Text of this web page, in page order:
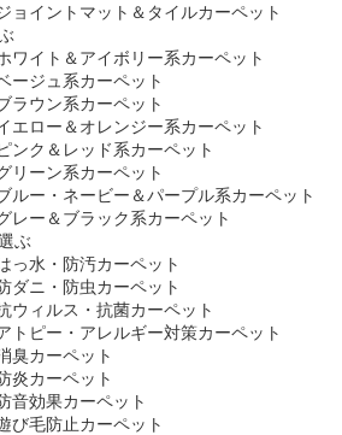
ョイントマット＆タイルカーペット
ワイト＆アイボリー系カーペット
ージュ系カーペット
ラウン系カーペット
エロー＆オレンジー系カーペット
ンク＆レッド系カーペット
リーン系カーペット
ルー・ネービー＆パープル系カーペット
レー＆ブラック系カーペット
ぶ
っ水・防汚カーペット
ダニ・防虫カーペット
ウィルス・抗菌カーペット
トピー・アレルギー対策カーペット
臭カーペット
炎カーペット
音効果カーペット
び毛防止カーペット